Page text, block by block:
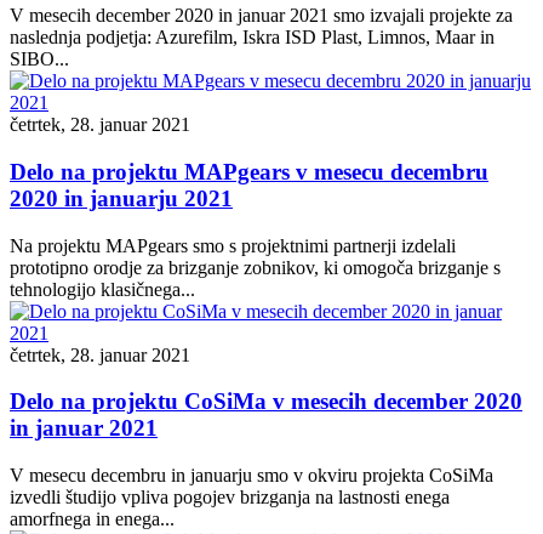
V mesecih december 2020 in januar 2021 smo izvajali projekte za
naslednja podjetja: Azurefilm, Iskra ISD Plast, Limnos, Maar in
SIBO...
četrtek, 28. januar 2021
Delo na projektu MAPgears v mesecu decembru
2020 in januarju 2021
Na projektu MAPgears smo s projektnimi partnerji izdelali
prototipno orodje za brizganje zobnikov, ki omogoča brizganje s
tehnologijo klasičnega...
četrtek, 28. januar 2021
Delo na projektu CoSiMa v mesecih december 2020
in januar 2021
V mesecu decembru in januarju smo v okviru projekta CoSiMa
izvedli študijo vpliva pogojev brizganja na lastnosti enega
amorfnega in enega...